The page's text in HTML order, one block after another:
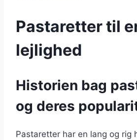
Pastaretter til
lejlighed
Historien bag
og deres
Pastaretter har en lang og rig